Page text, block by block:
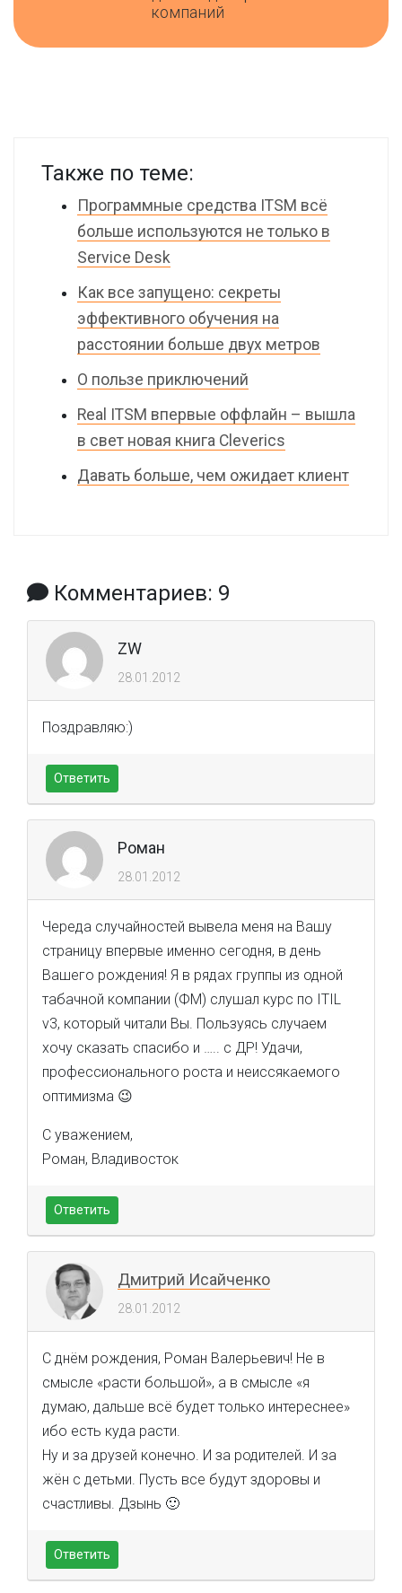
компаний
Также по теме:
Программные средства ITSM всё
больше используются не только в
Service Desk
Как все запущено: секреты
эффективного обучения на
расстоянии больше двух метров
О пользе приключений
Real ITSM впервые оффлайн – вышла
в свет новая книга Cleverics
Давать больше, чем ожидает клиент
Комментариев: 9
ZW
28.01.2012
Поздравляю:)
Ответить
Роман
28.01.2012
Череда случайностей вывела меня на Вашу
страницу впервые именно сегодня, в день
Вашего рождения! Я в рядах группы из одной
табачной компании (ФМ) слушал курс по ITIL
v3, который читали Вы. Пользуясь случаем
хочу сказать спасибо и ….. с ДР! Удачи,
профессионального роста и неиссякаемого
оптимизма 😉
С уважением,
Роман, Владивосток
Ответить
Дмитрий Исайченко
28.01.2012
С днём рождения, Роман Валерьевич! Не в
смысле «расти большой», а в смысле «я
думаю, дальше всё будет только интереснее»
ибо есть куда расти.
Ну и за друзей конечно. И за родителей. И за
жён с детьми. Пусть все будут здоровы и
счастливы. Дзынь 🙂
Ответить